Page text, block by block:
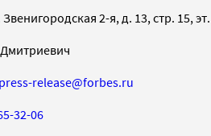
2-я, д. 13, стр. 15,
press-release@forbes.ru
32-06